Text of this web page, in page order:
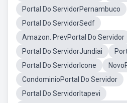
Portal Do ServidorPernambuco
Portal Do ServidorSedf
Amazon. PrevPortal Do Servidor
Portal Do ServidorJundiai
Portal Do ServidorIcone
CondominioPortal Do Servidor
Portal Do ServidorItapevi